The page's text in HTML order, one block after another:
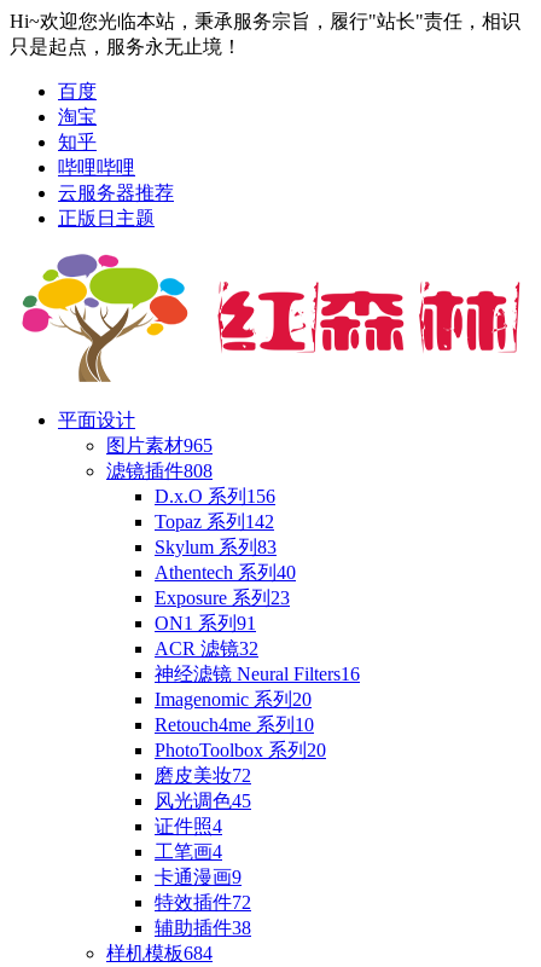
Hi~欢迎您光临本站，秉承服务宗旨，履行"站长"责任，相识
只是起点，服务永无止境！
百度
淘宝
知乎
哔哩哔哩
云服务器推荐
正版日主题
平面设计
图片素材965
滤镜插件808
D.x.O 系列 156
Topaz 系列 142
Skylum 系列 83
Athentech 系列 40
Exposure 系列 23
ON1 系列 91
ACR 滤镜32
神经滤镜 Neural Filters16
Imagenomic 系列 20
Retouch4me 系列 10
PhotoToolbox 系列 20
磨皮美妆72
风光调色45
证件照4
工笔画4
卡通漫画9
特效插件72
辅助插件38
样机模板684